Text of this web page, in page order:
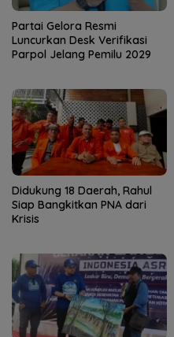
Partai Gelora Resmi
Luncurkan Desk Verifikasi
Parpol Jelang Pemilu 2029
Didukung 18 Daerah, Rahul
Siap Bangkitkan PNA dari
Krisis